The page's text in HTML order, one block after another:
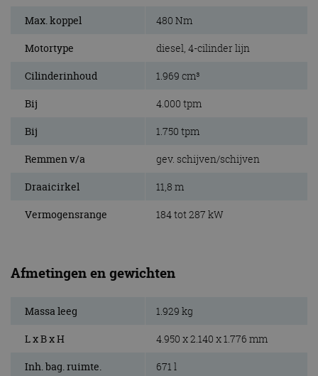
Max. koppel 480 Nm
Motortype diesel, 4-cilinder lijn
Cilinderinhoud 1.969 cm³
Bij 4.000 tpm
Bij 1.750 tpm
Remmen v/a gev. schijven/schijven
Draaicirkel 11,8 m
Vermogensrange 184 tot 287 kW
Afmetingen en gewichten
Massa leeg 1.929 kg
L x B x H 4.950 x 2.140 x 1.776 mm
Inh. bag. ruimte. 671 l